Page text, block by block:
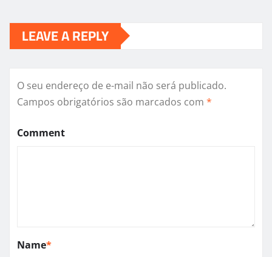
LEAVE A REPLY
O seu endereço de e-mail não será publicado.
Campos obrigatórios são marcados com *
Comment
Name*